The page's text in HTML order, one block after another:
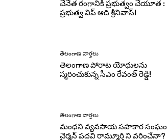
చేనేత రంగానికి ప్రభుత్వం చేయూత :
ప్రభుత్వ విప్ ఆది శ్రీనివాస్!
తెలంగాణ వార్తలు
తెలంగాణ పోరాట యోధులను
స్మరించుకున్న సీఎం రేవంత్ రెడ్డి!
తెలంగాణ వార్తలు
మంథని వ్యవసాయ సహకార సంఘం
చైర్మన్ పదవి రామ్మూర్తి ని వరించేనా?